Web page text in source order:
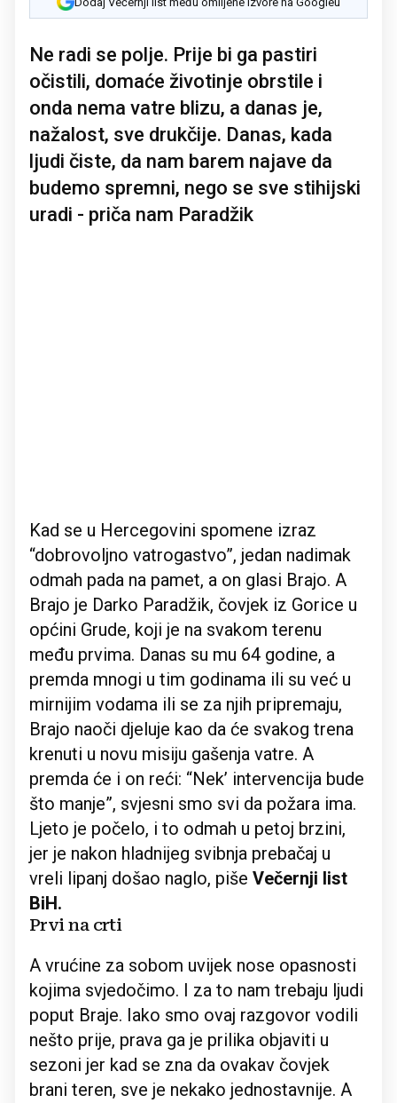
Ne radi se polje. Prije bi ga pastiri
očistili, domaće životinje obrstile i
onda nema vatre blizu, a danas je,
nažalost, sve drukčije. Danas, kada
ljudi čiste, da nam barem najave da
budemo spremni, nego se sve stihijski
uradi - priča nam Paradžik
Kad se u Hercegovini spomene izraz
“dobrovoljno vatrogastvo”, jedan nadimak
odmah pada na pamet, a on glasi Brajo. A
Brajo je Darko Paradžik, čovjek iz Gorice u
općini Grude, koji je na svakom terenu
među prvima. Danas su mu 64 godine, a
premda mnogi u tim godinama ili su već u
mirnijim vodama ili se za njih pripremaju,
Brajo naoči djeluje kao da će svakog trena
krenuti u novu misiju gašenja vatre. A
premda će i on reći: “Nek’ intervencija bude
što manje”, svjesni smo svi da požara ima.
Ljeto je počelo, i to odmah u petoj brzini,
jer je nakon hladnijeg svibnja prebačaj u
vreli lipanj došao naglo, piše Večernji list
BiH.
Prvi na crti
A vrućine za sobom uvijek nose opasnosti
kojima svjedočimo. I za to nam trebaju ljudi
poput Braje. Iako smo ovaj razgovor vodili
nešto prije, prava ga je prilika objaviti u
sezoni jer kad se zna da ovakav čovjek
brani teren, sve je nekako jednostavnije. A